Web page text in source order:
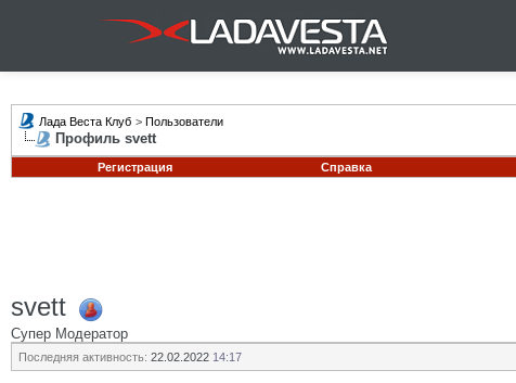
Лада Веста Клуб > Пользователи
Профиль svett
Регистрация
Справка
svett
Супер Модератор
Последняя активность: 22.02.2022 14:17